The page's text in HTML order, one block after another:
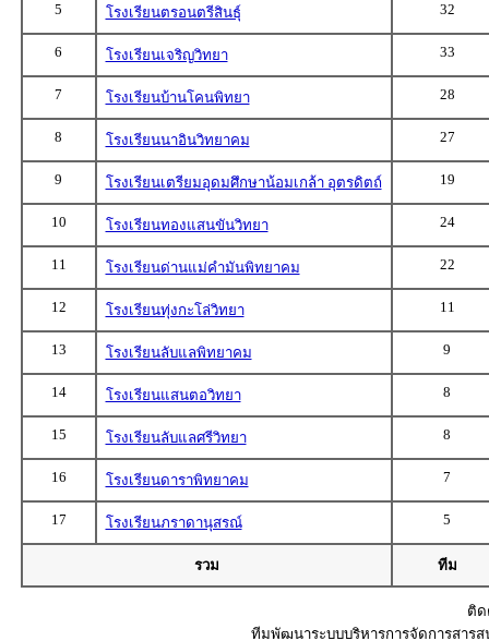
5 โรงเรียนตรอนตรีสินธุ์ 32
6 โรงเรียนเจริญวิทยา 33
7 โรงเรียนบ้านโคนพิทยา 28
8 โรงเรียนนาอินวิทยาคม 27
9 โรงเรียนเตรียมอุดมศึกษาน้อมเกล้า อุตรดิตถ์ 19
10 โรงเรียนทองแสนขันวิทยา 24
11 โรงเรียนด่านแม่คำมันพิทยาคม 22
12 โรงเรียนทุ่งกะโล่วิทยา 11
13 โรงเรียนลับแลพิทยาคม 9
14 โรงเรียนแสนตอวิทยา 8
15 โรงเรียนลับแลศรีวิทยา 8
16 โรงเรียนดาราพิทยาคม 7
17 โรงเรียนภราดานุสรณ์ 5
รวม ทีม
ติด
ทีมพัฒนาระบบบริหารการจัดการสาร